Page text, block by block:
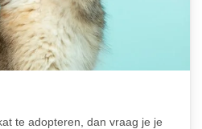
te adopteren, dan vraag je je